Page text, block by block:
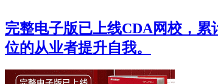
完整电子版已上线CDA网校，
位的从业者提升自我。